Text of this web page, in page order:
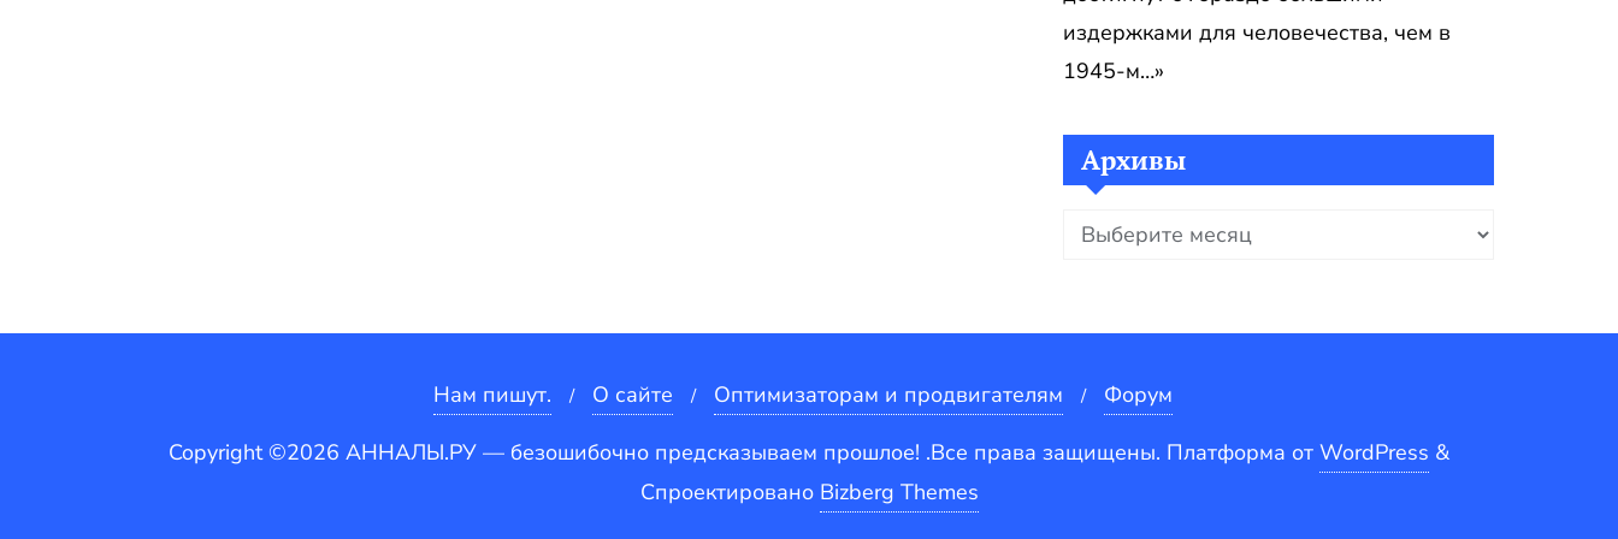
издержками для человечества, чем в
1945-м…»
Архивы
Архивы
Нам пишут. О сайте Оптимизаторам и продвигателям
Форум
Copyright ©2026 АННАЛЫ.РУ — безошибочно предсказываем прошлое! .Все права защищены. Платформа от WordPress &
Спроектировано Bizberg Themes